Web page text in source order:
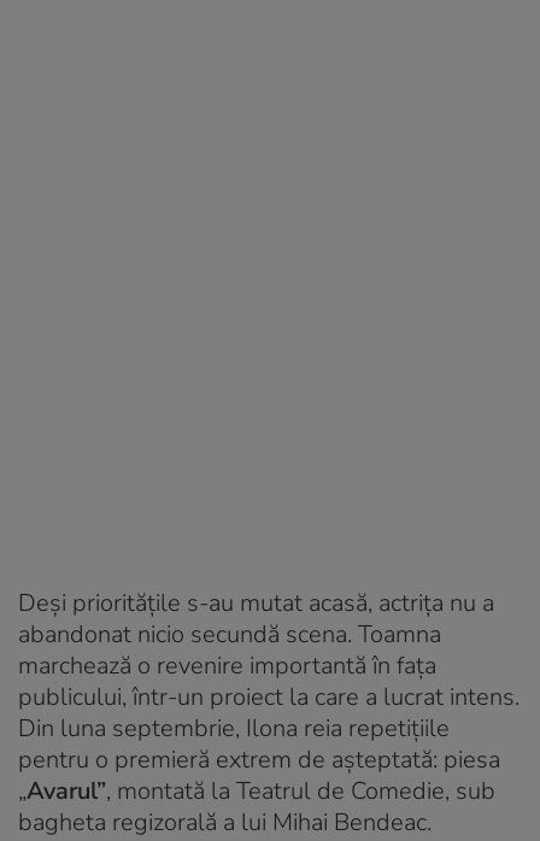
Deși prioritățile s-au mutat acasă, actrița nu a
abandonat nicio secundă scena. Toamna
marchează o revenire importantă în fața
publicului, într-un proiect la care a lucrat intens.
Din luna septembrie, Ilona reia repetițiile
pentru o premieră extrem de așteptată: piesa
„Avarul”, montată la Teatrul de Comedie, sub
bagheta regizorală a lui Mihai Bendeac.